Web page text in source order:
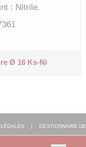
: Nitrile.
Ø 16 Ks-Ni
| GESTIONNAIRE DE